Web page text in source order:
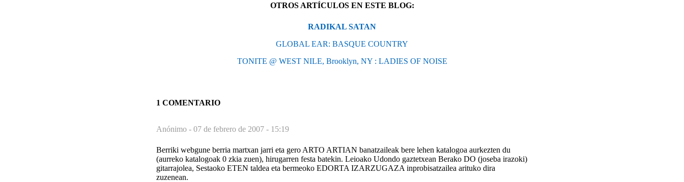
OTROS ARTÍCULOS EN ESTE BLOG:
RADIKAL SATAN
GLOBAL EAR: BASQUE COUNTRY
TONITE @ WEST NILE, Brooklyn, NY : LADIES OF NOISE
1 COMENTARIO
Anónimo - 07 de febrero de 2007 - 15:19
Berriki webgune berria martxan jarri eta gero ARTO ARTIAN banatzaileak bere lehen katalogoa aurkezten du
(aurreko katalogoak 0 zkia zuen), hirugarren festa batekin. Leioako Udondo gaztetxean Berako DO (joseba irazoki)
gitarrajolea, Sestaoko ETEN taldea eta bermeoko EDORTA IZARZUGAZA inprobisatzailea arituko dira
zuzenean.